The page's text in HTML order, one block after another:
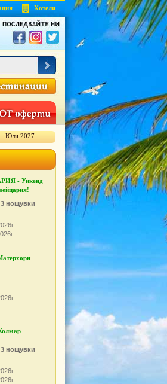
Хотели
Юли 2027
- Уикенд
нощувки
нощувки